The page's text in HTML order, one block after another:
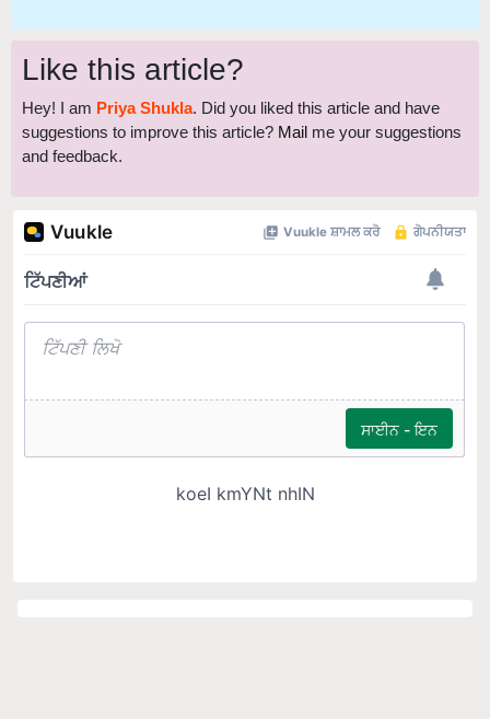
Like this article?
Hey! I am Priya Shukla. Did you liked this article and have
suggestions to improve this article? Mail me your suggestions
and feedback.